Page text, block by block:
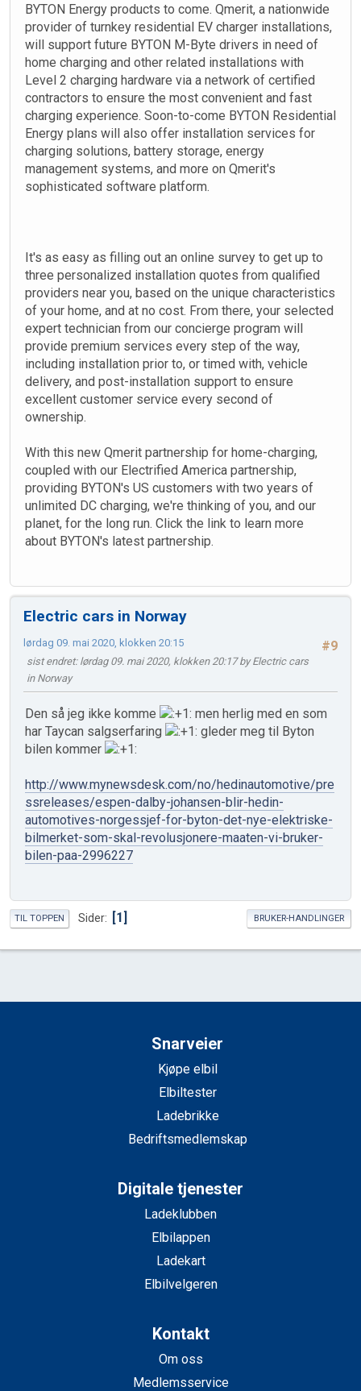
BYTON Energy products to come. Qmerit, a nationwide
provider of turnkey residential EV charger installations,
will support future BYTON M-Byte drivers in need of
home charging and other related installations with
Level 2 charging hardware via a network of certified
contractors to ensure the most convenient and fast
charging experience. Soon-to-come BYTON Residential
Energy plans will also offer installation services for
charging solutions, battery storage, energy
management systems, and more on Qmerit's
sophisticated software platform.
It's as easy as filling out an online survey to get up to
three personalized installation quotes from qualified
providers near you, based on the unique characteristics
of your home, and at no cost. From there, your selected
expert technician from our concierge program will
provide premium services every step of the way,
including installation prior to, or timed with, vehicle
delivery, and post-installation support to ensure
excellent customer service every second of
ownership.
With this new Qmerit partnership for home-charging,
coupled with our Electrified America partnership,
providing BYTON's US customers with two years of
unlimited DC charging, we're thinking of you, and our
planet, for the long run. Click the link to learn more
about BYTON's latest partnership.
Electric cars in Norway
#9
lørdag 09. mai 2020, klokken 20:15
sist endret: lørdag 09. mai 2020, klokken 20:17 by Electric cars
in Norway
Den så jeg ikke komme
men herlig med en som
har Taycan salgserfaring
gleder meg til Byton
bilen kommer
http://www.mynewsdesk.com/no/hedinautomotive/pre
ssreleases/espen-dalby-johansen-blir-hedin-
automotives-norgessjef-for-byton-det-nye-elektriske-
bilmerket-som-skal-revolusjonere-maaten-vi-bruker-
bilen-paa-2996227
TIL TOPPEN Sider 1 BRUKER-HANDLINGER
Snarveier
Kjøpe elbil
Elbiltester
Ladebrikke
Bedriftsmedlemskap
Digitale tjenester
Ladeklubben
Elbilappen
Ladekart
Elbilvelgeren
Kontakt
Om oss
Medlemsservice